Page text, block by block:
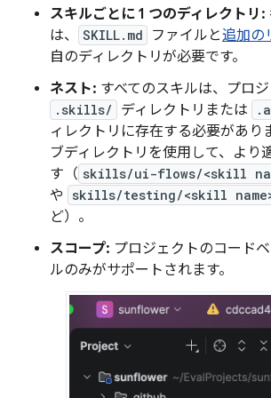
スキルごとに 1 つのディレクトリ:
は、
SKILL.md ファイルと追加の
自のディレクトリが必要です。
ネスト: すべてのスキルは、プロ
.skills/ ディレクトリまたは
ィレクトリに存在する必要があり
ブディレクトリを使用して、より
す（ skills/ui-flows/<skill
や skills/testing/<skill
ど）。
スコープ: プロジェクトのコード
ルのみがサポートされます。